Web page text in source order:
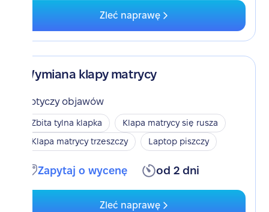
Zleć naprawę
Wymiana klapy matrycy
Dotyczy objawów
Zbita tylna klapka
Klapa matrycy się rusza
Klapa matrycy trzeszczy
Laptop piszczy
Zapytaj o wycenę od 2 dni
Zleć naprawę